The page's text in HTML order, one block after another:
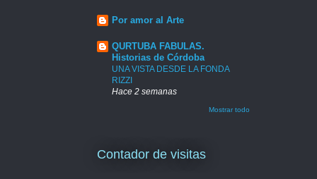
Por amor al Arte
QURTUBA FABULAS.
Historias de Córdoba
UNA VISTA DESDE LA FONDA
RIZZI
Hace 2 semanas
Mostrar todo
Contador de visitas